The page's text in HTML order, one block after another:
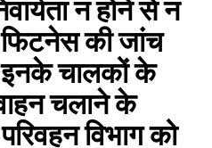
न होने से न
फिटनेस की जांच
इनके चालकों के
वाहन चलाने के
विभाग को